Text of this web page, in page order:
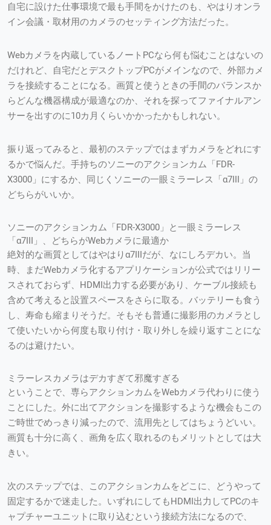
自宅に設けた仕事環境で最も手間をかけたのも、やはりオンラ
イン会議・取材用のカメラのセッティング方法だった。
Webカメラを内蔵しているノートPCなら何も悩むことはないの
だけれど、自宅だとデスクトップPCがメインなので、外部カメ
ラを接続することになる。画質と使うときの手間のバランスか
らどんな機器構成が最適なのか、それを探ってファイナルアン
サーを出すのに10カ月くらいかかったかもしれない。
振り返ってみると、最初のステップではまずカメラをどれにす
るかで悩んだ。手持ちのソニーのアクションカム「FDR-
X3000」にするか、同じくソニーの一眼ミラーレス「α7III」の
どちらがいいか。
ソニーのアクションカム「FDR-X3000」と一眼ミラーレス
「α7III」、どちらがWebカメラに最適か
絶対的な画質としてはやはりα7IIIだが、なにしろデカい。当
時、まだWebカメラ化するアプリケーションが公式ではリリー
スされておらず、HDMI出力する必要があり、ケーブル接続も
含めて考えると設置スペースをさらに取る。バッテリーも食う
し、寿命も縮まりそうだ。そもそも普通に撮影用のカメラとし
て使いたいから何度も取り付け・取り外しを繰り返すことにな
るのは避けたい。
ミラーレスカメラはデカすぎて邪魔すぎる
ということで、専らアクションカムをWebカメラ代わりに使う
ことにした。外に出てアクションを撮影するような機会もこの
ご時世でめっきり減ったので、流用先としてはちょうどいい。
画質も十分に高く、画角を広く取れるのもメリットとしては大
きい。
次のステップでは、このアクションカムをどこに、どうやって
固定するかで迷走した。いずれにしてもHDMI出力してPCのキ
ャプチャーユニットに取り込むという接続方法になるので、